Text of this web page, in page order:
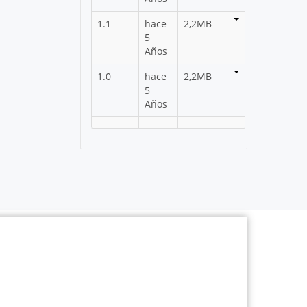
1.1
hace
5
Años
2,2MB
1.0
hace
5
Años
2,2MB